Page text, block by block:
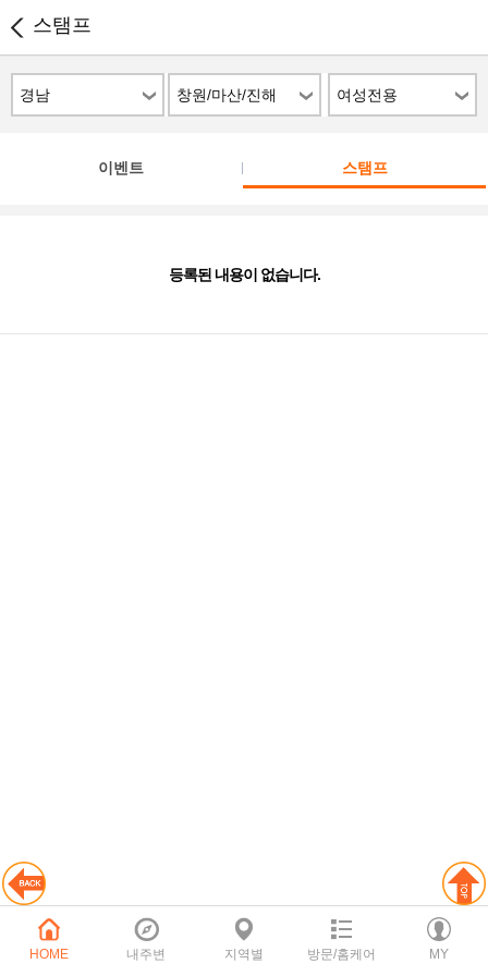
스탬프
경남 창원/마산/진해 여성전용
이벤트 스탬프
등록된 내용이 없습니다.
HOME 내주변 지역별 방문/홈케어 MY